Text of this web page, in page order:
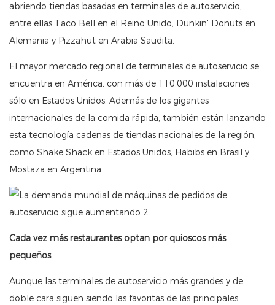
abriendo tiendas basadas en terminales de autoservicio,
entre ellas Taco Bell en el Reino Unido, Dunkin' Donuts en
Alemania y Pizzahut en Arabia Saudita.
El mayor mercado regional de terminales de autoservicio se
encuentra en América, con más de 110.000 instalaciones
sólo en Estados Unidos. Además de los gigantes
internacionales de la comida rápida, también están lanzando
esta tecnología cadenas de tiendas nacionales de la región,
como Shake Shack en Estados Unidos, Habibs en Brasil y
Mostaza en Argentina.
Cada vez más restaurantes optan por quioscos más
pequeños
Aunque las terminales de autoservicio más grandes y de
doble cara siguen siendo las favoritas de las principales